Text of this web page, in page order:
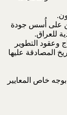
على أُسس جودة
للعراق.
وعقود التطوير
يوماً من تأريخ المصادقة عليها
بوجه خاص المعايير